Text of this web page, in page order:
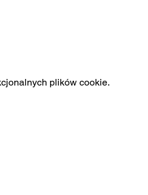
plików cookie.